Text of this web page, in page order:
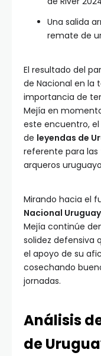
Una salida
remate de
El resultado del
de Nacional en la
importancia de
Mejía en
este encuentro,
de leyendas de
referente para
arqueros
Mirando hacia el
Nacional Uruguay
Mejía continúe
solidez defensiva
el apoyo de su
cosechando
jornadas.
Análisis
de